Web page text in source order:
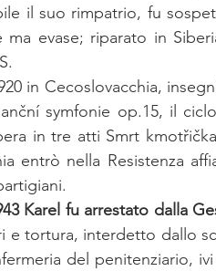
il suo rimpatrio, fu
ma evase; riparato in
in Cecoslovacchia,
symfonie op.15, il
in tre atti Smrt
entrò nella Resistenza
Karel fu arrestato dalla
e tortura, interdetto dallo
del penitenziario,